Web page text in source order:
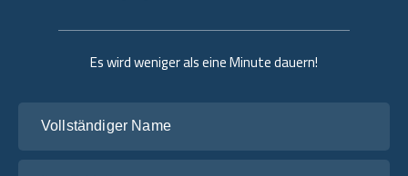
Es wird weniger als eine Minute dauern!